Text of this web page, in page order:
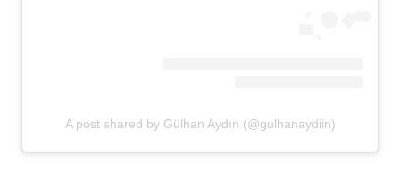
A post shared by Gülhan Aydın (@gulhanaydiin)